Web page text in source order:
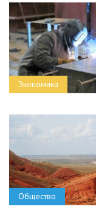
Экономика
Общество